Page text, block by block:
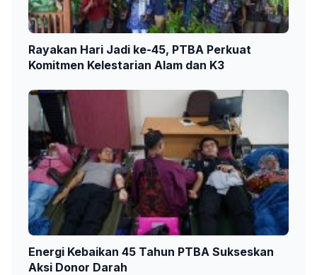
Rayakan Hari Jadi ke-45, PTBA Perkuat
Komitmen Kelestarian Alam dan K3
Energi Kebaikan 45 Tahun PTBA Sukseskan
Aksi Donor Darah